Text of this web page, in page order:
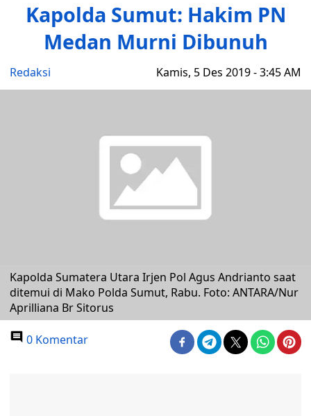
Kapolda Sumut: Hakim PN
Medan Murni Dibunuh
Redaksi Kamis, 5 Des 2019 - 3:45 AM
Kapolda Sumatera Utara Irjen Pol Agus Andrianto saat
ditemui di Mako Polda Sumut, Rabu. Foto: ANTARA/Nur
Aprilliana Br Sitorus
0 Komentar